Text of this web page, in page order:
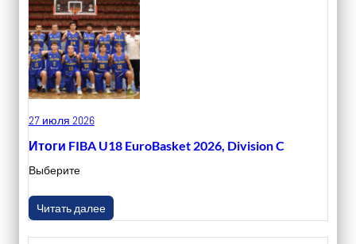
27 июля 2026
Итоги FIBA U18 EuroBasket 2026, Division C
Выберите
Читать далее